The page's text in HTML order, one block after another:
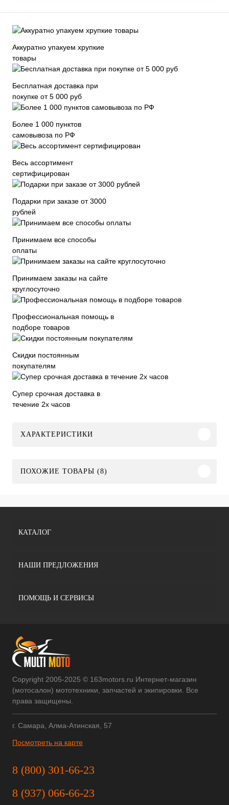
Аккуратно упакуем хрупкие
товары
Бесплатная доставка при
покупке от 5 000 руб
Более 1 000 пунктов
самовывоза по РФ
Весь ассортимент
сертифицирован
Подарки при заказе от 3000
рублей
Принимаем все способы
оплаты
Принимаем заказы на сайте
круглосуточно
Профессиональная помощь в
подборе товаров
Скидки постоянным
покупателям
Супер срочная доставка в
течение 2х часов
ХАРАКТЕРИСТИКИ
ПОХОЖИЕ ТОВАРЫ (8)
КАТАЛОГ
НАШИ ПРЕДЛОЖЕНИЯ
ПОМОЩЬ И СЕРВИСЫ
Copyright 2005-2025 © 163motors.ru Интернет-магазин
(мотосалон) мототехники, запчастей и экипировки. Все
права защищены.
г. Самара, Алма-Атинская, 57
Посмотреть на карте
8 (800) 301-66-23
8 (937) 066-66-23